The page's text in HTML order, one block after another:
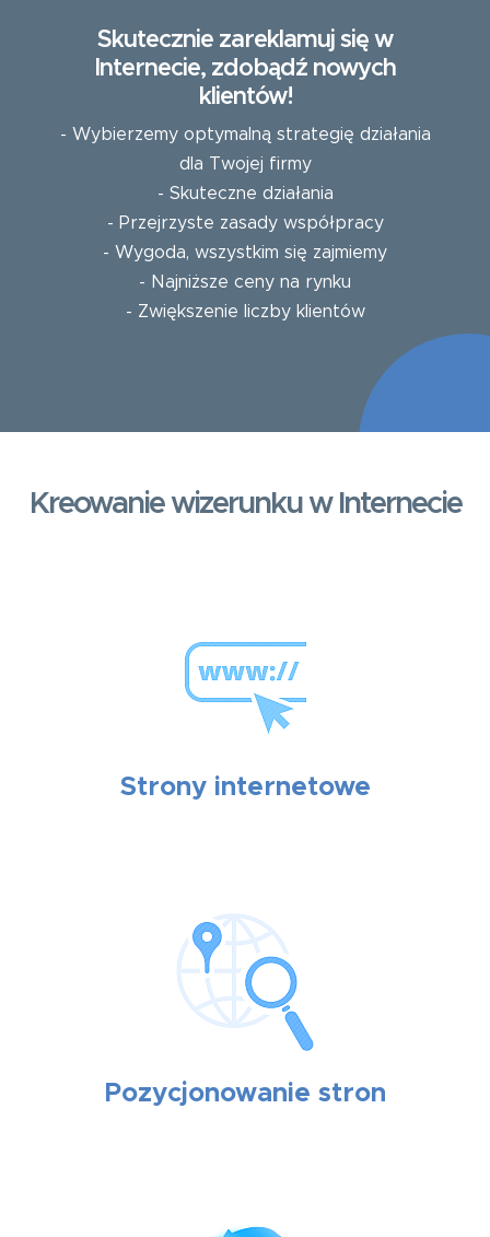
Skutecznie zareklamuj się w
Internecie, zdobądź nowych
klientów!
- Wybierzemy optymalną strategię działania
dla Twojej firmy
- Skuteczne działania
- Przejrzyste zasady współpracy
- Wygoda, wszystkim się zajmiemy
- Najniższe ceny na rynku
- Zwiększenie liczby klientów
Kreowanie wizerunku w Internecie
Strony internetowe
Pozycjonowanie stron